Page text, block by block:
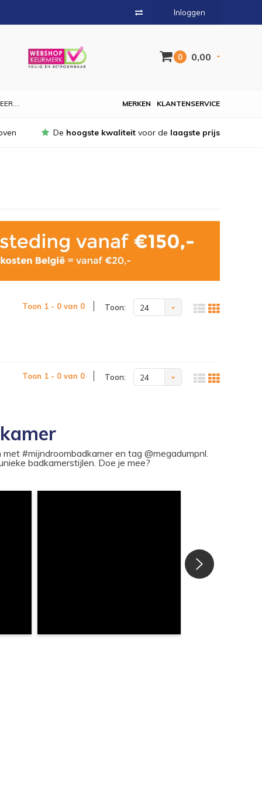
Inloggen
0 0,00
KLANTENSERVICE
MERKEN
De hoogste kwaliteit voor de laagste prijs
Toon 1 - 0 van 0 Toon: 24
Toon 1 - 0 van 0 Toon: 24
#mijndroombadkamer en tag @megadumpnl.
badkamerstijlen. Doe je mee?